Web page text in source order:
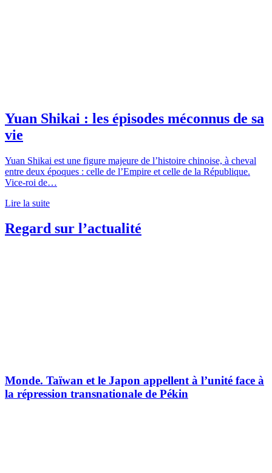
Yuan Shikai : les épisodes méconnus de sa
vie
Yuan Shikai est une figure majeure de l’histoire chinoise, à cheval
entre deux époques : celle de l’Empire et celle de la République.
Vice-roi de…
Lire la suite
Regard sur l’actualité
Monde. Taïwan et le Japon appellent à l’unité face à
la répression transnationale de Pékin